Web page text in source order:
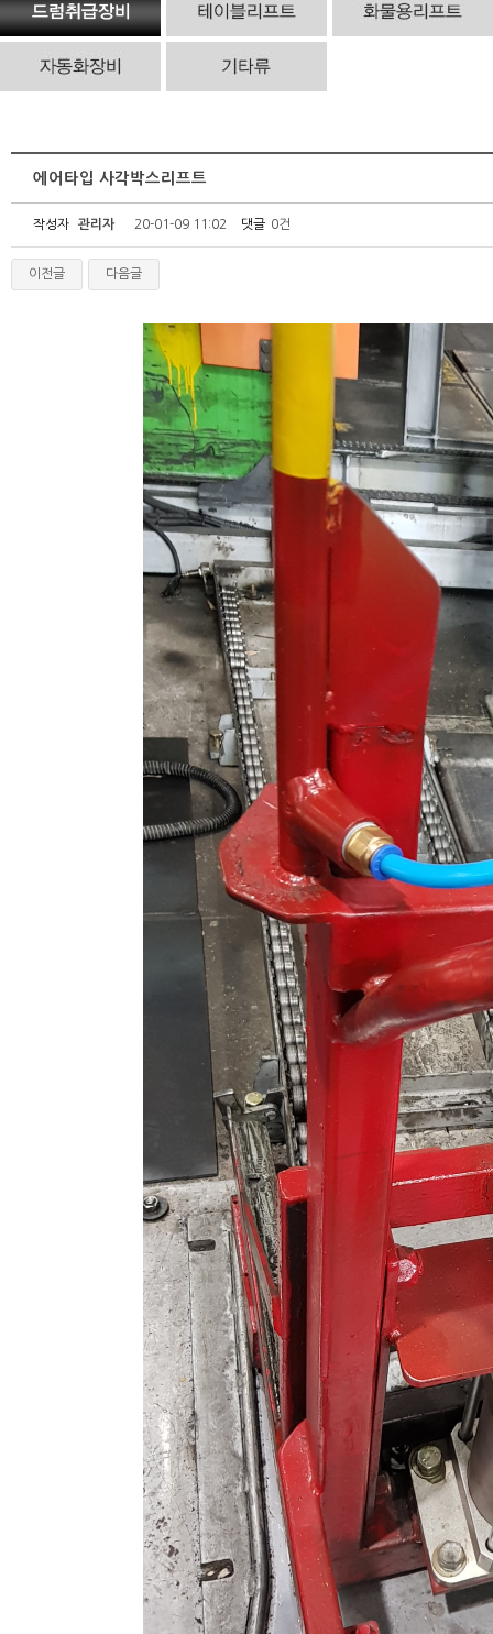
에어타입 사각박스리프트
작성자 관리자 20-01-09 11:02 댓글 0건
이전글 다음글